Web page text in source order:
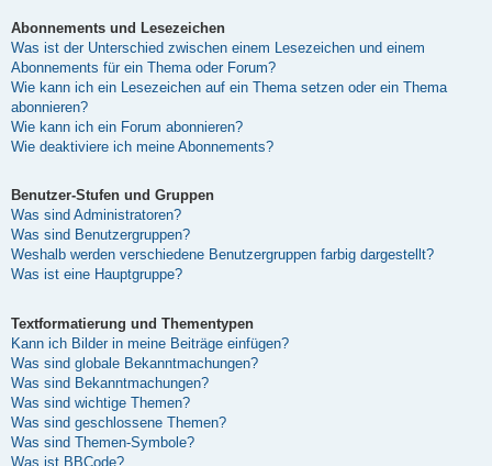
Abonnements und Lesezeichen
Was ist der Unterschied zwischen einem Lesezeichen und einem
Abonnements für ein Thema oder Forum?
Wie kann ich ein Lesezeichen auf ein Thema setzen oder ein Thema
abonnieren?
Wie kann ich ein Forum abonnieren?
Wie deaktiviere ich meine Abonnements?
Benutzer-Stufen und Gruppen
Was sind Administratoren?
Was sind Benutzergruppen?
Weshalb werden verschiedene Benutzergruppen farbig dargestellt?
Was ist eine Hauptgruppe?
Textformatierung und Thementypen
Kann ich Bilder in meine Beiträge einfügen?
Was sind globale Bekanntmachungen?
Was sind Bekanntmachungen?
Was sind wichtige Themen?
Was sind geschlossene Themen?
Was sind Themen-Symbole?
Was ist BBCode?